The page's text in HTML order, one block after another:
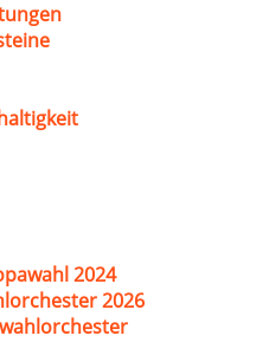
2024
2026